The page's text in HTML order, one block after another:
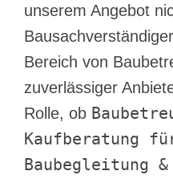
unserem Angebot
Bereich von
zuverlässiger
Rolle, ob
Kaufberatung
Baubegleitung &